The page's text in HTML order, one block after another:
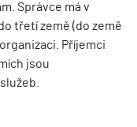
Správce má v
třetí země (do země
Příjemci
jsou